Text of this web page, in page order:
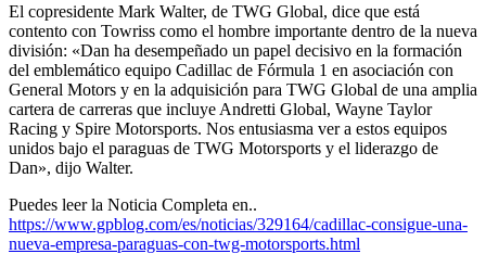
El copresidente Mark Walter, de TWG Global, dice que está
contento con Towriss como el hombre importante dentro de la nueva
división: «Dan ha desempeñado un papel decisivo en la formación
del emblemático equipo Cadillac de Fórmula 1 en asociación con
General Motors y en la adquisición para TWG Global de una amplia
cartera de carreras que incluye Andretti Global, Wayne Taylor
Racing y Spire Motorsports. Nos entusiasma ver a estos equipos
unidos bajo el paraguas de TWG Motorsports y el liderazgo de
Dan», dijo Walter.
Puedes leer la Noticia Completa en..
https://www.gpblog.com/es/noticias/329164/cadillac-consigue-una-
nueva-empresa-paraguas-con-twg-motorsports.html